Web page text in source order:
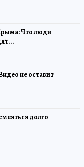
Что люди
не оставит
долго